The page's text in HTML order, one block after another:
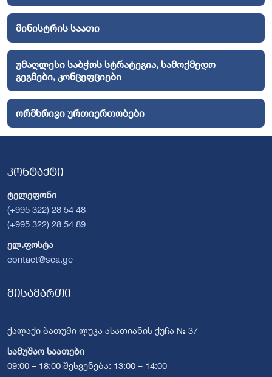
მინისტრის საათი
უმაღლესი საბჭოს სტრატეგია, სამოქმედო
გეგმები, კონცეფციები
ორმხრივი ურთიერთობები
კონტაქტი
ტელეფონი
(+995 322) 28 54 48
(+995 322) 28 54 89
ელ.ფოსტა
contact@sca.ge
მისამართი
ქალაქი ბათუმი ლუკა ასათიანის ქუჩა № 37
სამუშაო საათები
09:00 – 18:00 შესვენება: 13:00 – 14:00